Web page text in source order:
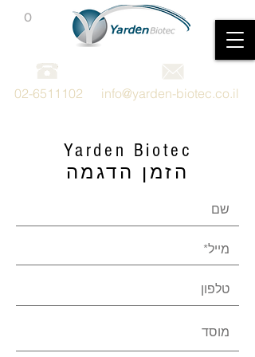
02-6511102 info@yarden-biotec.co.il
0
Yarden Biotec
הזמן הדגמה